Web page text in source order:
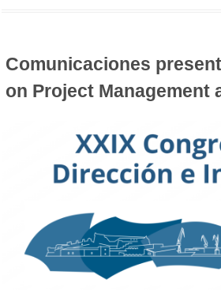
Comunicaciones
on Project Management